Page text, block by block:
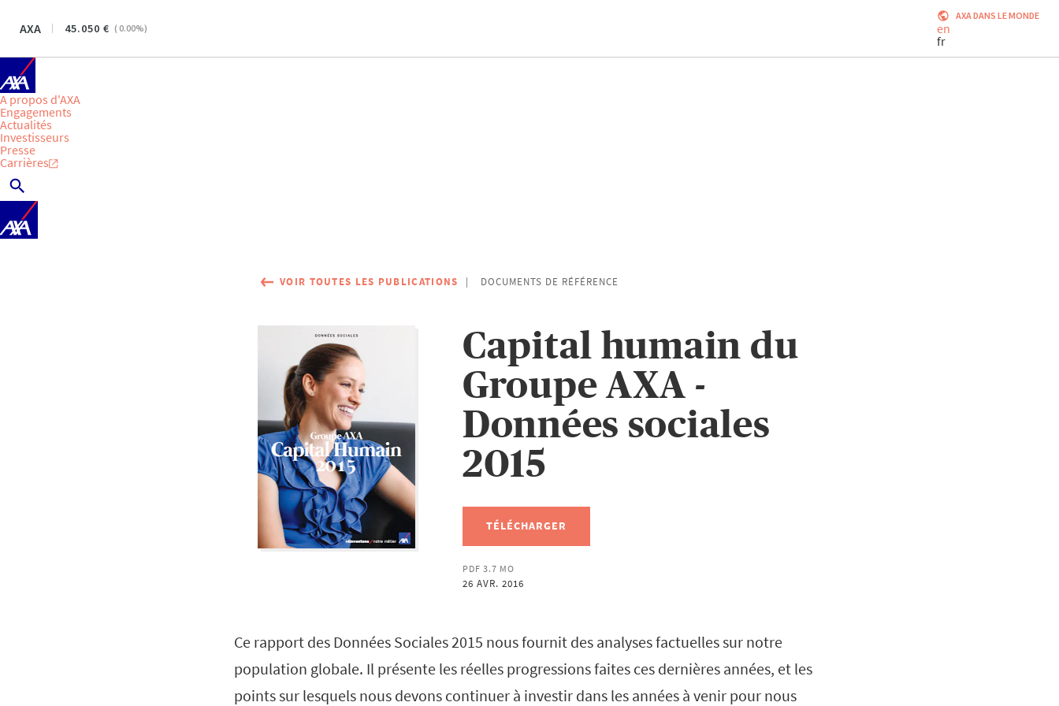
AXA 45.050 ( 0.00%)
AXA DANS LE MONDE
en
fr
A propos d'AXA
Engagements
Actualités
Investisseurs
Presse
Carrières
VOIR TOUTES LES PUBLICATIONS DOCUMENTS DE RÉFÉRENCE
Capital humain du
Groupe AXA -
Données sociales
2015
TÉLÉCHARGER
PDF 3.7 MO
26 AVR. 2016
Ce rapport des Données Sociales 2015 nous fournit des analyses factuelles sur notre
population globale. Il présente les réelles progressions faites ces dernières années, et les
points sur lesquels nous devons continuer à investir dans les années à venir pour nous